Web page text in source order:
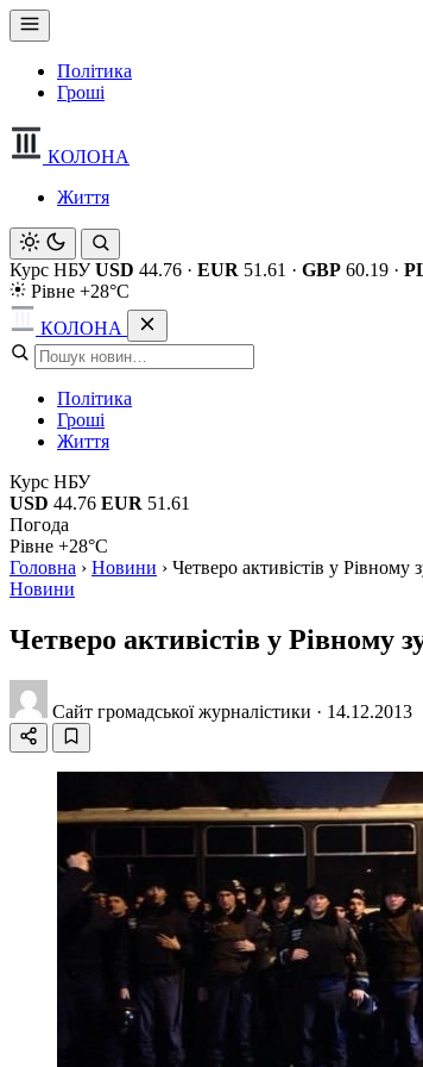
Політика
Гроші
КОЛОНА
Життя
Курс НБУ USD 44.76 · EUR 51.61 · GBP 60.19 ·
Рівне +28°C
КОЛОНА
Політика
Гроші
Життя
Курс НБУ
USD 44.76 EUR 51.61
Погода
Рівне +28°C
Головна › Новини › Четверо активістів у Рівному
Новини
Четверо активістів у Рівному
Сайт громадської журналістики · 14.12.2013